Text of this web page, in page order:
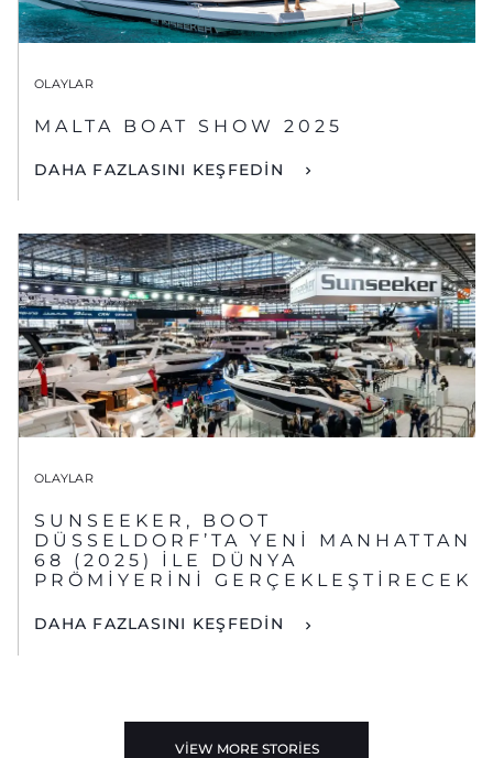
OLAYLAR
MALTA BOAT SHOW 2025
DAHA FAZLASINI KEŞFEDİN
OLAYLAR
SUNSEEKER, BOOT
DÜSSELDORF’TA YENİ MANHATTAN
68 (2025) İLE DÜNYA
PRÖMİYERİNİ GERÇEKLEŞTİRECEK
DAHA FAZLASINI KEŞFEDİN
VIEW MORE STORIES